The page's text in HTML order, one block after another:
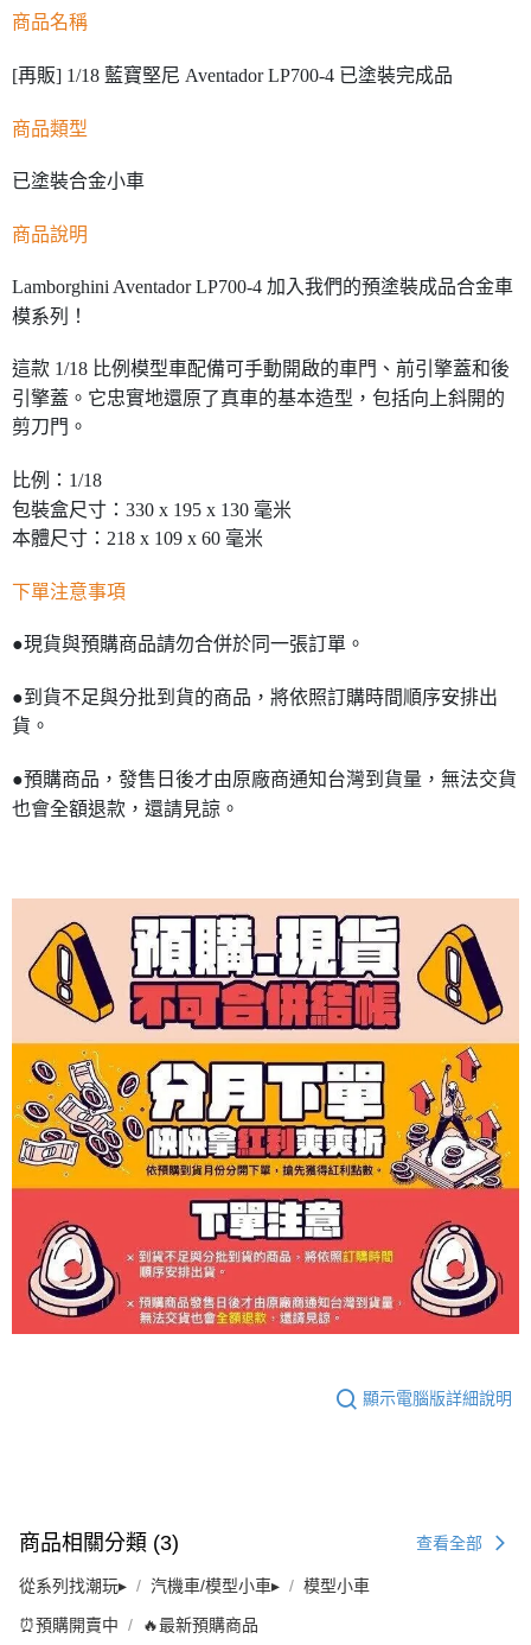
商品名稱
[再販] 1/18 藍寶堅尼 Aventador LP700-4 已塗裝完成品
商品類型
已塗裝合金小車
商品說明
Lamborghini Aventador LP700-4 加入我們的預塗裝成品合金車
模系列！
這款 1/18 比例模型車配備可手動開啟的車門、前引擎蓋和後
引擎蓋。它忠實地還原了真車的基本造型，包括向上斜開的
剪刀門。
比例：1/18
包裝盒尺寸：330 x 195 x 130 毫米
本體尺寸：218 x 109 x 60 毫米
下單注意事項
●現貨與預購商品請勿合併於同一張訂單。
●到貨不足與分批到貨的商品，將依照訂購時間順序安排出
貨。
●預購商品，發售日後才由原廠商通知台灣到貨量，無法交貨
也會全額退款，還請見諒。
顯示電腦版詳細說明
商品相關分類 (3) 查看全部
從系列找潮玩▸ 汽機車/模型小車▸ 模型小車
⏰預購開賣中 🔥最新預購商品